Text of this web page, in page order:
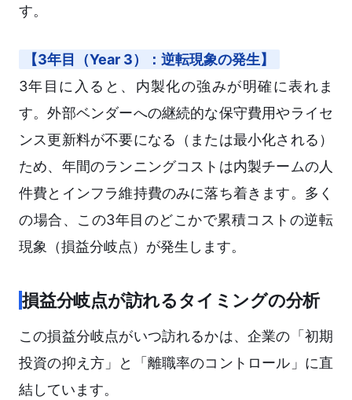
す。
【3年目（Year 3）：逆転現象の発生】
3年目に入ると、内製化の強みが明確に表れま
す。外部ベンダーへの継続的な保守費用やライセ
ンス更新料が不要になる（または最小化される）
ため、年間のランニングコストは内製チームの人
件費とインフラ維持費のみに落ち着きます。多く
の場合、この3年目のどこかで累積コストの逆転
現象（損益分岐点）が発生します。
損益分岐点が訪れるタイミングの分析
この損益分岐点がいつ訪れるかは、企業の「初期
投資の抑え方」と「離職率のコントロール」に直
結しています。